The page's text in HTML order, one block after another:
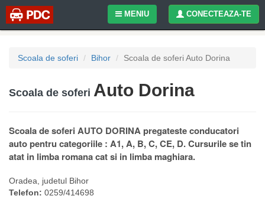
CONECTEAZA-TE
MENIU
Scoala de soferi Bihor Scoala de soferi Auto Dorina
Scoala de soferi Auto Dorina
Scoala de soferi AUTO DORINA pregateste conducatori
auto pentru categoriile : A1, A, B, C, CE, D. Cursurile se tin
atat in limba romana cat si in limba maghiara.
Oradea , judetul Bihor
Telefon: 0259/414698